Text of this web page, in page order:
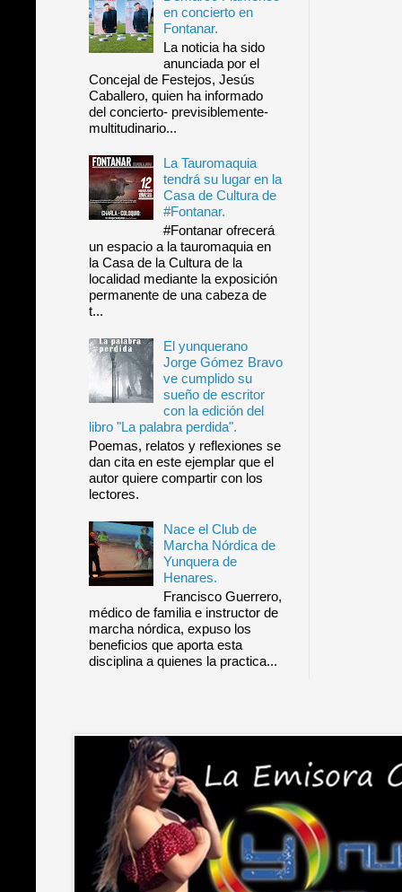
en concierto en
Fontanar.
La noticia ha sido
anunciada por el
Concejal de Festejos, Jesús
Caballero, quien ha informado
del concierto- previsiblemente-
multitudinario...
La Tauromaquia
tendrá su lugar en la
Casa de Cultura de
#Fontanar.
#Fontanar ofrecerá
un espacio a la tauromaquia en
la Casa de la Cultura de la
localidad mediante la exposición
permanente de una cabeza de
t...
El yunquerano
Jorge Gómez Bravo
ve cumplido su
sueño de escritor
con la edición del
libro "La palabra perdida".
Poemas, relatos y reflexiones se
dan cita en este ejemplar que el
autor quiere compartir con los
lectores.
Nace el Club de
Marcha Nórdica de
Yunquera de
Henares.
Francisco Guerrero,
médico de familia e instructor de
marcha nórdica, expuso los
beneficios que aporta esta
disciplina a quienes la practica...